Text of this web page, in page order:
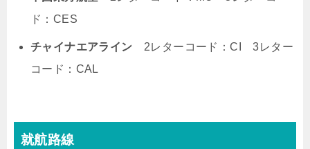
ド：CES
チャイナエアライン 2レターコード：CI 3レター
コード：CAL
就航路線